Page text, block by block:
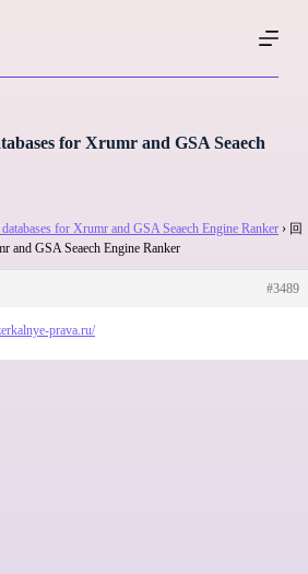
for Xrumr and GSA Seaech
databases for Xrumr and GSA Seaech Engine Ranker › 回
and GSA Seaech Engine Ranker
#3489
prava.ru/